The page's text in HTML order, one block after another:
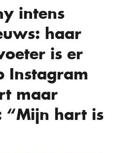
intens
haar
is er
Instagram
maar
“Mijn hart is